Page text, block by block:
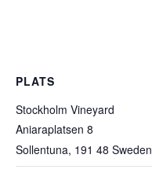
PLATS
Stockholm Vineyard
Aniaraplatsen 8
Sollentuna, 191 48 Sweden